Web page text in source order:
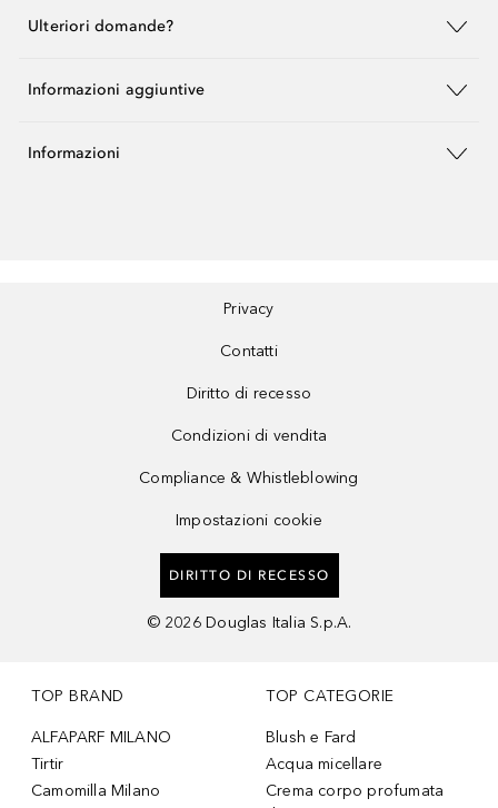
Ulteriori domande?
Informazioni aggiuntive
Informazioni
Privacy
Contatti
Diritto di recesso
Condizioni di vendita
Compliance & Whistleblowing
Impostazioni cookie
DIRITTO DI RECESSO
© 2026 Douglas Italia S.p.A.
TOP BRAND
ALFAPARF MILANO
Tirtir
Camomilla Milano
TOP CATEGORIE
Blush e Fard
Acqua micellare
Crema corpo profumata